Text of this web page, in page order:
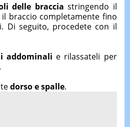
delle braccia stringendo il
braccio completamente fino
Di seguito, procedete con il
addominali e rilassateli per
dorso e spalle.